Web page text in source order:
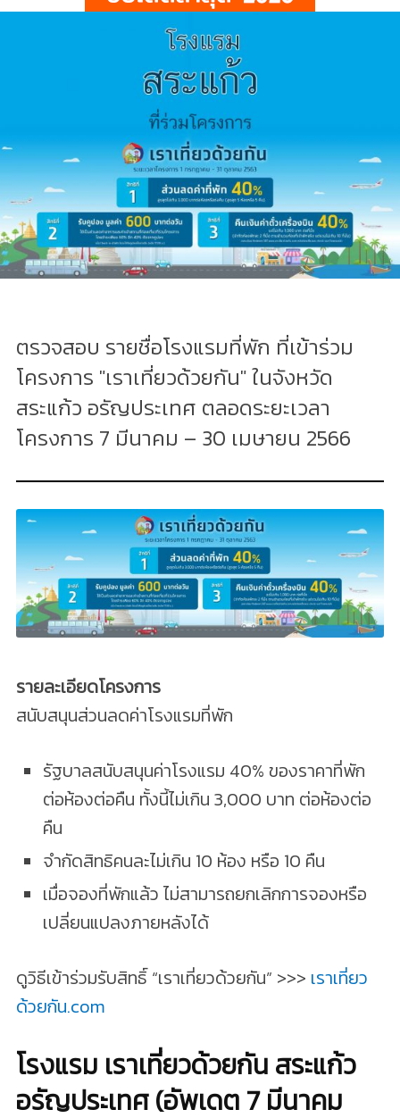
ตรวจสอบ รายชื่อโรงแรมที่พัก ที่เข้าร่วม
โครงการ "เราเที่ยวด้วยกัน" ในจังหวัด
สระแก้ว อรัญประเทศ ตลอดระยะเวลา
โครงการ 7 มีนาคม – 30 เมษายน 2566
รายละเอียดโครงการ
สนับสนุนส่วนลดค่าโรงแรมที่พัก
รัฐบาลสนับสนุนค่าโรงแรม 40% ของราคาที่พัก
ต่อห้องต่อคืน ทั้งนี้ไม่เกิน 3,000 บาท ต่อห้องต่อ
คืน
จำกัดสิทธิคนละไม่เกิน 10 ห้อง หรือ 10 คืน
เมื่อจองที่พักแล้ว ไม่สามารถยกเลิกการจองหรือ
เปลี่ยนแปลงภายหลังได้
ดูวิธีเข้าร่วมรับสิทธิ์ “เราเที่ยวด้วยกัน” >>> เราเที่ยว
ด้วยกัน.com
โรงแรม เราเที่ยวด้วยกัน สระแก้ว
อรัญประเทศ (อัพเดต 7 มีนาคม